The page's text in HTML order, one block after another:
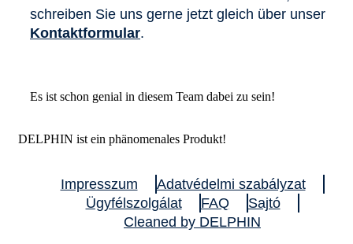
schreiben Sie uns gerne jetzt gleich über unser
Kontaktformular.
Es ist schon genial in diesem Team dabei zu sein!
DELPHIN ist ein phänomenales Produkt!
Impresszum
Adatvédelmi szabályzat
Ügyfélszolgálat
FAQ
Sajtó
Cleaned by DELPHIN